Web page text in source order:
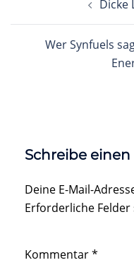
Dicke
Wer Synfuels
Schreibe
Deine E-Mail-
Erforderliche
Kommentar*